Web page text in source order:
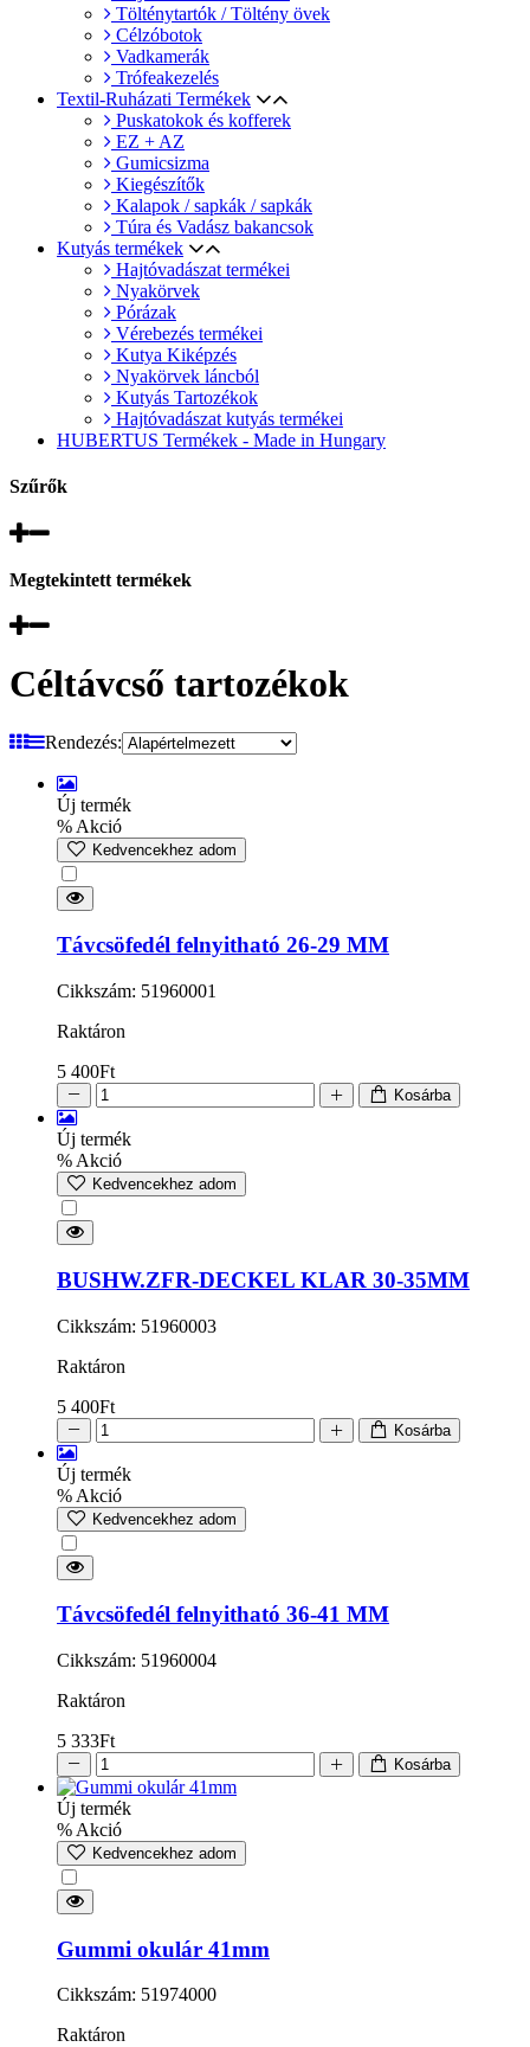
Tölténytartók / Töltény övek
Célzóbotok
Vadkamerák
Trófeakezelés
Textil-Ruházati Termékek
Puskatokok és kofferek
EZ + AZ
Gumicsizma
Kiegészítők
Kalapok / sapkák / sapkák
Túra és Vadász bakancsok
Kutyás termékek
Hajtóvadászat termékei
Nyakörvek
Pórázak
Vérebezés termékei
Kutya Kiképzés
Nyakörvek láncból
Kutyás Tartozékok
Hajtóvadászat kutyás termékei
HUBERTUS Termékek - Made in Hungary
Szűrők
Megtekintett termékek
Céltávcső tartozékok
Rendezés:
Új termék
% Akció
Kedvencekhez adom
Távcsöfedél felnyitható 26-29 MM
Cikkszám: 51960001
Raktáron
5 400Ft
Kosárba
Új termék
% Akció
Kedvencekhez adom
BUSHW.ZFR-DECKEL KLAR 30-35MM
Cikkszám: 51960003
Raktáron
5 400Ft
Kosárba
Új termék
% Akció
Kedvencekhez adom
Távcsöfedél felnyitható 36-41 MM
Cikkszám: 51960004
Raktáron
5 333Ft
Kosárba
Új termék
% Akció
Kedvencekhez adom
Gummi okulár 41mm
Cikkszám: 51974000
Raktáron